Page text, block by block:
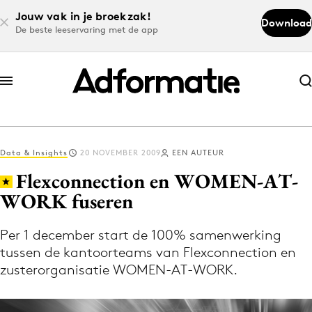
Jouw vak in je broekzak!
De beste leeservaring met de app
Download
Abonneer nu
Abonneer nu
Log in
Volg het laatste nieuws via de Adformatie
Nieuws app
Data & Insights 20 NOVEMBER 2009 EEN AUTEUR
Flexconnection en WOMEN-AT-
WORK fuseren
Per 1 december start de 100% samenwerking
tussen de kantoorteams van Flexconnection en
zusterorganisatie WOMEN-AT-WORK.